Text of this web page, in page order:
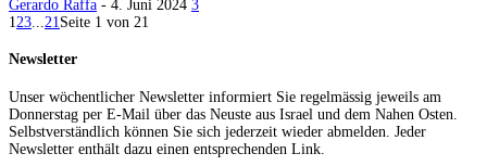
Gerardo Raffa - 4. Juni 2024 3
1 23 21 Seite 1 von 21
Newsletter
Unser wöchentlicher Newsletter informiert Sie regelmässig jeweils am
Donnerstag per E-Mail über das Neuste aus Israel und dem Nahen Osten.
Selbstverständlich können Sie sich jederzeit wieder abmelden. Jeder
Newsletter enthält dazu einen entsprechenden Link.